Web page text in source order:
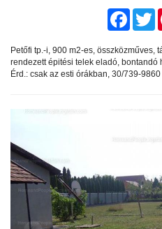
Petőfi tp.-i, 900 m2-es, összközműves,
rendezett épitési telek eladó, bontandó
Érd.: csak az esti órákban, 30/739-9860